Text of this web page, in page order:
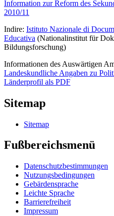
Information zur Reform des
2010/11
Indire: Istituto Nazionale di
Educativa (Nationalinstitut für
Bildungsforschung)
Informationen des Auswärtigen
Landeskundliche Angaben zu
Länderprofil als PDF
Sitemap
Sitemap
Fußbereichsmenü
Datenschutzbestimmungen
Nutzungsbedingungen
Gebärdensprache
Leichte Sprache
Barrierefreiheit
Impressum